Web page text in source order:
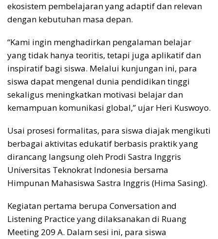
ekosistem pembelajaran yang adaptif dan relevan
dengan kebutuhan masa depan.
“Kami ingin menghadirkan pengalaman belajar
yang tidak hanya teoritis, tetapi juga aplikatif dan
inspiratif bagi siswa. Melalui kunjungan ini, para
siswa dapat mengenal dunia pendidikan tinggi
sekaligus meningkatkan motivasi belajar dan
kemampuan komunikasi global,” ujar Heri Kuswoyo.
Usai prosesi formalitas, para siswa diajak mengikuti
berbagai aktivitas edukatif berbasis praktik yang
dirancang langsung oleh Prodi Sastra Inggris
Universitas Teknokrat Indonesia bersama
Himpunan Mahasiswa Sastra Inggris (Hima Sasing).
Kegiatan pertama berupa Conversation and
Listening Practice yang dilaksanakan di Ruang
Meeting 209 A. Dalam sesi ini, para siswa